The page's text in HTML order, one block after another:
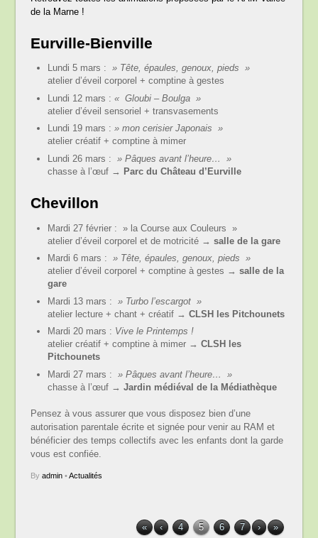
de la Marne !
Eurville-Bienville
Lundi 5 mars : » Tête, épaules, genoux, pieds »
atelier d’éveil corporel + comptine à gestes
Lundi 12 mars : « Gloubi – Boulga »
atelier d’éveil sensoriel + transvasements
Lundi 19 mars : » mon cerisier Japonais »
atelier créatif + comptine à mimer
Lundi 26 mars : » Pâques avant l’heure… »
chasse à l’œuf → Parc du Château d’Eurville
Chevillon
Mardi 27 février : » la Course aux Couleurs »
atelier d’éveil corporel et de motricité → salle de la gare
Mardi 6 mars : » Tête, épaules, genoux, pieds »
atelier d’éveil corporel + comptine à gestes → salle de la
gare
Mardi 13 mars : » Turbo l’escargot »
atelier lecture + chant + créatif → CLSH les Pitchounets
Mardi 20 mars : Vive le Printemps !
atelier créatif + comptine à mimer → CLSH les
Pitchounets
Mardi 27 mars : » Pâques avant l’heure… »
chasse à l’œuf → Jardin médiéval de la Médiathèque
Pensez à vous assurer que vous disposez bien d’une
autorisation parentale écrite et signée pour venir au RAM et
bénéficier des temps collectifs avec les enfants dont la garde
vous est confiée.
By admin• Actualités
« ‹ 4 5 6 7 › »